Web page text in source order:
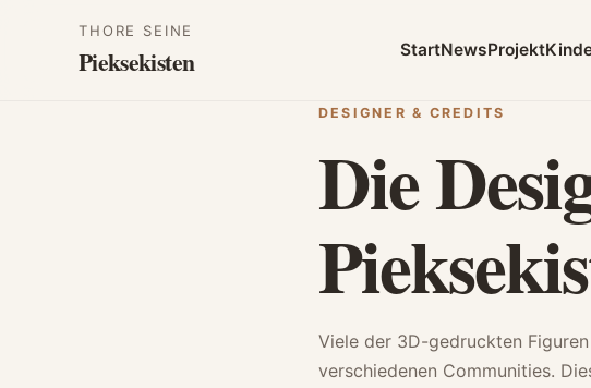
THORE SEINE
Pieksekisten StartNewsProjekt
DESIGNER & CREDITS
Die
Viele der 3D-gedruckten
verschiedenen Communities.